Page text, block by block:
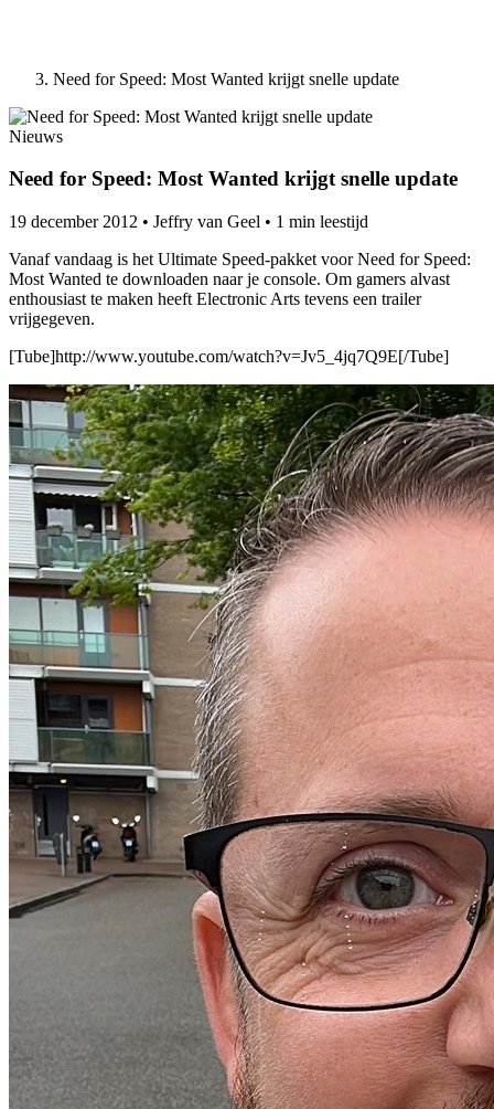
Need for Speed: Most Wanted krijgt snelle update
Nieuws
Need for Speed: Most Wanted krijgt snelle update
19 december 2012 • Jeffry van Geel • 1 min leestijd
Vanaf vandaag is het Ultimate Speed-pakket voor Need for Speed:
Most Wanted te downloaden naar je console. Om gamers alvast
enthousiast te maken heeft Electronic Arts tevens een trailer
vrijgegeven.
[Tube]http://www.youtube.com/watch?v=Jv5_4jq7Q9E[/Tube]